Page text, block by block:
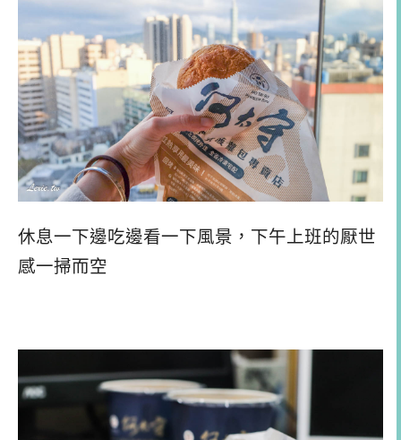
休息一下邊吃邊看一下風景，下午上班的厭世
感一掃而空